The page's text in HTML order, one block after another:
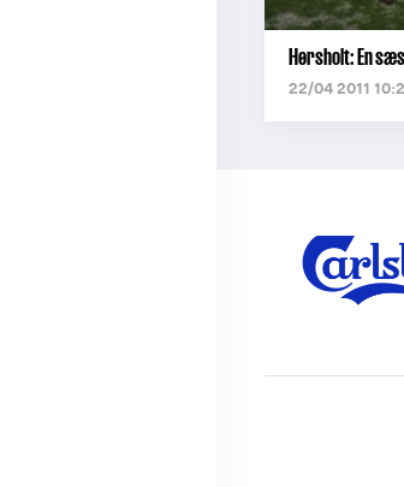
Hørsholt: En
22/04 2011